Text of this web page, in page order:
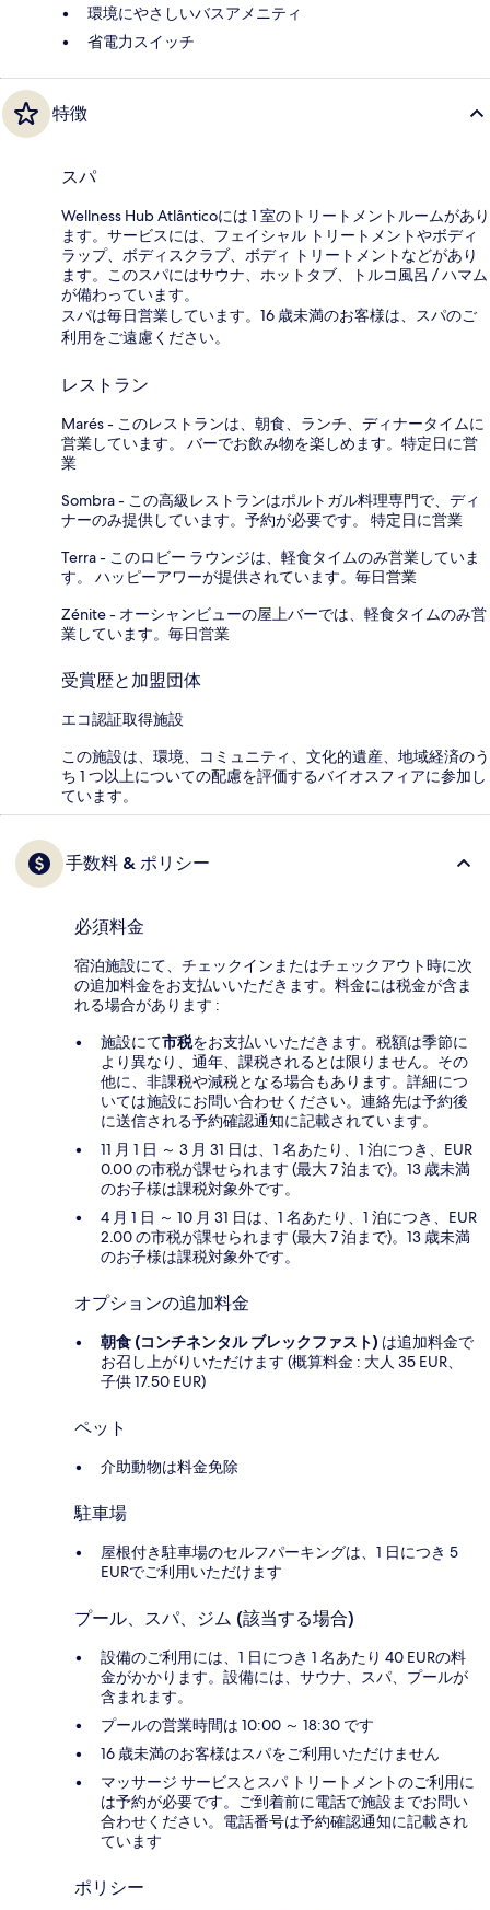
環境にやさしいバスアメニティ
省電力スイッチ
特徴
スパ
Wellness Hub Atlânticoには 1 室のトリートメントルームがあり
ます。サービスには、フェイシャル トリートメントやボディ
ラップ、ボディスクラブ、ボディ トリートメントなどがあり
ます。このスパにはサウナ、ホットタブ、トルコ風呂 / ハマム
が備わっています。
スパは毎日営業しています。16 歳未満のお客様は、スパのご
利用をご遠慮ください。
レストラン
Marés - このレストランは、朝食、ランチ、ディナータイムに
営業しています。 バーでお飲み物を楽しめます。特定日に営
業
Sombra - この高級レストランはポルトガル料理専門で、ディ
ナーのみ提供しています。予約が必要です。 特定日に営業
Terra - このロビー ラウンジは、軽食タイムのみ営業していま
す。 ハッピーアワーが提供されています。毎日営業
Zénite - オーシャンビューの屋上バーでは、軽食タイムのみ営
業しています。毎日営業
受賞歴と加盟団体
エコ認証取得施設
この施設は、環境、コミュニティ、文化的遺産、地域経済のう
ち 1 つ以上についての配慮を評価するバイオスフィアに参加し
ています。
手数料 & ポリシー
必須料金
宿泊施設にて、チェックインまたはチェックアウト時に次
の追加料金をお支払いいただきます。料金には税金が含ま
れる場合があります :
施設にて市税をお支払いいただきます。税額は季節に
より異なり、通年、課税されるとは限りません。その
他に、非課税や減税となる場合もあります。詳細につ
いては施設にお問い合わせください。連絡先は予約後
に送信される予約確認通知に記載されています。
11 月 1 日 ～ 3 月 31 日は、1 名あたり、1 泊につき、EUR
0.00 の市税が課せられます (最大 7 泊まで)。13 歳未満
のお子様は課税対象外です。
4 月 1 日 ～ 10 月 31 日は、1 名あたり、1 泊につき、EUR
2.00 の市税が課せられます (最大 7 泊まで)。13 歳未満
のお子様は課税対象外です。
オプションの追加料金
朝食 (コンチネンタル ブレックファスト) は追加料金で
お召し上がりいただけます (概算料金 : 大人 35 EUR、
子供 17.50 EUR)
ペット
介助動物は料金免除
駐車場
屋根付き駐車場のセルフパーキングは、1 日につき 5
EURでご利用いただけます
プール、スパ、ジム (該当する場合)
設備のご利用には、1 日につき 1 名あたり 40 EURの料
金がかかります。設備には、サウナ、スパ、プールが
含まれます。
プールの営業時間は 10:00 ～ 18:30 です
16 歳未満のお客様はスパをご利用いただけません
マッサージ サービスとスパ トリートメントのご利用に
は予約が必要です。ご到着前に電話で施設までお問い
合わせください。電話番号は予約確認通知に記載され
ています
ポリシー